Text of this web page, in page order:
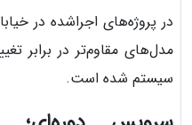
در پروژه‌های اجراشده در
مدل‌های مقاوم‌تر در برابر
سیستم شده است.